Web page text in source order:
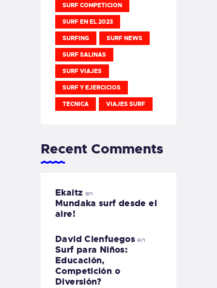
SURF COMPETICION
SURF EN EL 2023
SURFING SURF NEWS
SURF SALINAS
SURF VIAJES
SURF Y EJERCICIOS
TECNICA VIAJES SURF
Recent Comments
Ekaitz en
Mundaka surf desde el
aire!
David Cienfuegos en
Surf para Niños:
Educación,
Competición o
Diversión?